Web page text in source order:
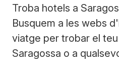
Troba hotels a
Busquem a les webs
viatge per trobar el
Saragossa o a